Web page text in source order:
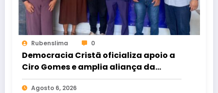
Rubenslima 0
Democracia Cristã oficializa apoio a
Ciro Gomes e amplia aliança da
oposição no Ceará
Agosto 6, 2026